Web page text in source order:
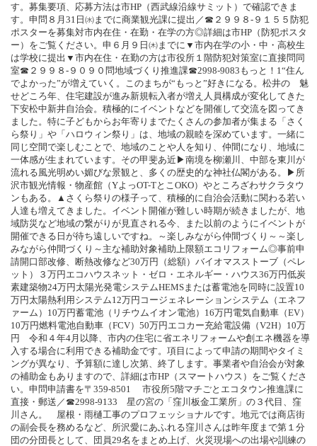
す。募集要項、応募方法は市HP（西武線沿線サミット）で確認できま
す。申問８月31日㈬までに商業観光課に提出／☎２９９８‐９１５５防犯
ポスターを募集対市内在住・在勤・在学の方◎詳細は市HP（防犯ポスタ
ー）をご覧ください。申６月９日㈭までに▼市内在学の小・中・高校生
は学校に提出▼市内在住・在勤の方は市役所１階防犯対策室に直接問同
室☎２９９８‐９０９０問地域づくり推進課☎2998-9083もっと！1“住ん
でよかった”が増えていく。このまちが“もっと”好きになる。松井の 魅
せどころ年、住宅建設が進み新規転入者が増え人員構成が変化してきた
下安松中新井自治会。積極的にイベントなどを開催して交流を図ってき
ました。特に子どもからお年寄りまでたくさんの参加者が集まる「さく
ら祭り」や「ハロウィン祭り」は、地域の親睦を深めています。一緒に
同じ空間で楽しむことで、地域のことや人を知り、仲間になり、地域に
一体感が生まれています。その甲斐あ近▶南境を柳瀬川、中部を東川が
流れる風光明めい媚びな景観と、多くの歴史的な神社仏閣がある。▶所
沢市観光情報・物産館（YよっOT-TとこOKO）やところざわサクラタウ
ンもある。▲さくら祭りの様子って、積極的に自治会活動に関わる若い
人達も増えてきました。イベント開催が難しい時期が続きましたが、地
域防災など地域の繋がりが見直される今、また以前のようにイベントが
開催できる日が待ち遠しいですね。～楽しみながら仲間づくり～～楽し
みながら仲間づくり～主な補助対象補助上限額エコリフォーム◎事前申
請開口部改修、断熱改修など30万円（総額）バイオマスストーブ（ペレ
ット）３万円エコハウスネット・ゼロ・エネルギー・ハウス36万円低炭
素建築物24万円太陽光発電システムHEMSまたは蓄電池を同時に設置10
万円太陽熱利用システム12万円コージェネレーションシステム（エネフ
ァーム）10万円蓄電池（リチウムイオン電池）16万円電気自動車（EV）
10万円燃料電池自動車（FCV）50万円エコカー充給電設備（V2H）10万
円 令和４年4月以降、市内の住宅に省エネリフォームや創エネ機器を導
入する場合に利用できる補助金です。項目によって申請の期間やタイミ
ングが異なり、予算額に達し次第、終了します。事業者や自治会が対象
の補助金もありますので、詳細は市HP（スマートハウス）をご覧くださ
い。申問申請書を〒359-8501 市役所5階マチごとエコタウン推進課に
直接・郵送／☎2998-9133 星の宮の「窪川板金工業所」の３代目、窪
川さん。 屋根・雨樋工事のプロフェッショナルです。地元では商店街
の副会長を務めるなど、所沢愛にあふれる窪川さんは昨年度まで第１分
団の分団長として、団員29名をまとめ上げ、火災現場への出場や訓練の